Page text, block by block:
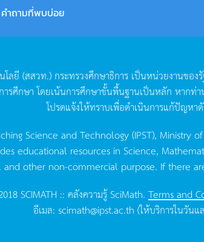
คำถามที่พบบ่อย
โลยี (สสวท.) กระทรวงศึกษาธิการ เป็นหน่วยงานของ
รศึกษา โดยเน้นการศึกษาขั้นพื้นฐานเป็นหลัก หากท่
โปรดแจ้งให้ทราบเพื่อดำเนินการแก้ปัญหา
Science and Technology (IPST), Ministry
educational resources in Science,
and other non-commercial purpose. If there
SCIMATH :: คลังความรู้ SciMath.Terms and
อีเมล: scimath@ipst.ac.th (ให้บริการในวันแ